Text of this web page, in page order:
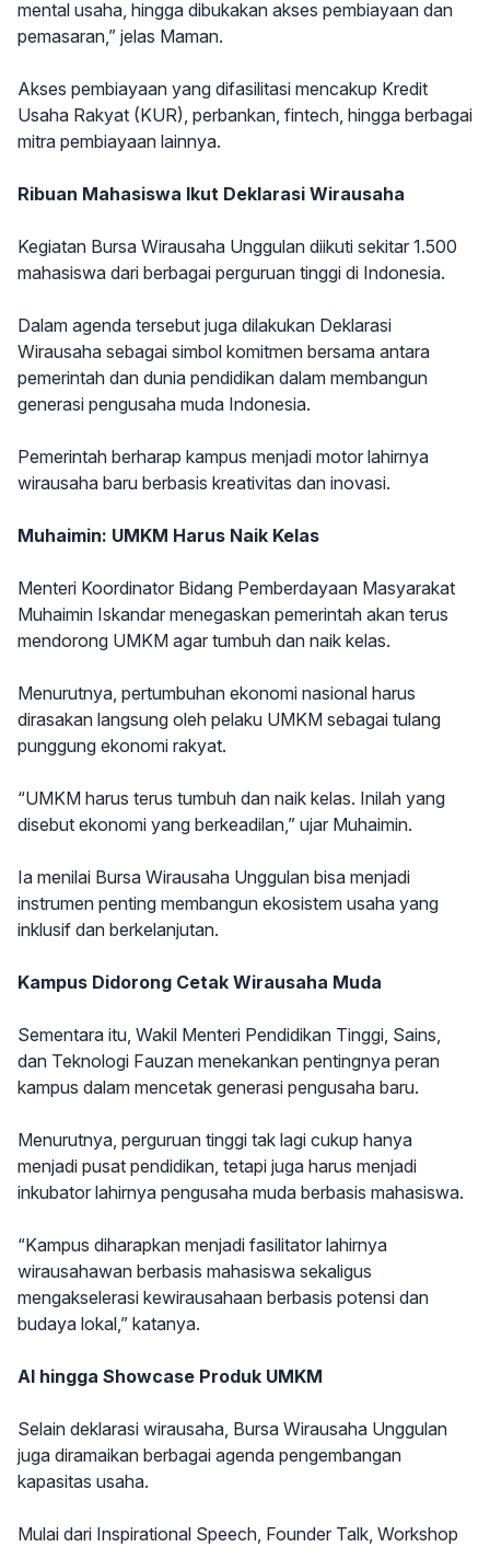
mental usaha, hingga dibukakan akses pembiayaan dan
pemasaran,” jelas Maman.
Akses pembiayaan yang difasilitasi mencakup Kredit
Usaha Rakyat (KUR), perbankan, fintech, hingga berbagai
mitra pembiayaan lainnya.
Ribuan Mahasiswa Ikut Deklarasi Wirausaha
Kegiatan Bursa Wirausaha Unggulan diikuti sekitar 1.500
mahasiswa dari berbagai perguruan tinggi di Indonesia.
Dalam agenda tersebut juga dilakukan Deklarasi
Wirausaha sebagai simbol komitmen bersama antara
pemerintah dan dunia pendidikan dalam membangun
generasi pengusaha muda Indonesia.
Pemerintah berharap kampus menjadi motor lahirnya
wirausaha baru berbasis kreativitas dan inovasi.
Muhaimin: UMKM Harus Naik Kelas
Menteri Koordinator Bidang Pemberdayaan Masyarakat
Muhaimin Iskandar menegaskan pemerintah akan terus
mendorong UMKM agar tumbuh dan naik kelas.
Menurutnya, pertumbuhan ekonomi nasional harus
dirasakan langsung oleh pelaku UMKM sebagai tulang
punggung ekonomi rakyat.
“UMKM harus terus tumbuh dan naik kelas. Inilah yang
disebut ekonomi yang berkeadilan,” ujar Muhaimin.
Ia menilai Bursa Wirausaha Unggulan bisa menjadi
instrumen penting membangun ekosistem usaha yang
inklusif dan berkelanjutan.
Kampus Didorong Cetak Wirausaha Muda
Sementara itu, Wakil Menteri Pendidikan Tinggi, Sains,
dan Teknologi Fauzan menekankan pentingnya peran
kampus dalam mencetak generasi pengusaha baru.
Menurutnya, perguruan tinggi tak lagi cukup hanya
menjadi pusat pendidikan, tetapi juga harus menjadi
inkubator lahirnya pengusaha muda berbasis mahasiswa.
“Kampus diharapkan menjadi fasilitator lahirnya
wirausahawan berbasis mahasiswa sekaligus
mengakselerasi kewirausahaan berbasis potensi dan
budaya lokal,” katanya.
AI hingga Showcase Produk UMKM
Selain deklarasi wirausaha, Bursa Wirausaha Unggulan
juga diramaikan berbagai agenda pengembangan
kapasitas usaha.
Mulai dari Inspirational Speech, Founder Talk, Workshop